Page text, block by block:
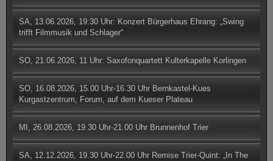
SA, 13.06.2026, 19:30 Uhr: Konzert Bürgerhaus Ehrang: „Swing
trifft Filmmusik und Schlager“
SO, 21.06.2026, 11 Uhr: Saxofonquartett Kulterkapelle Korlingen
SO, 16.08.2026, 15.00 Uhr-16.30 Uhr Bernkastel-Kues
Kurgastzentrum, Forum, auf dem Kueser Plateau
MI, 26.08.2026, 19.30 Uhr-21.00 Uhr Brunnenhof Trier
SA, 12.12.2026, 19.30 Uhr-22.00 Uhr Remise Trier-Quint: „In The